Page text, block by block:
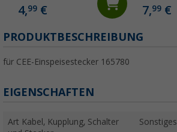
4,99 € 7,99€
PRODUKTBESCHREIBUNG
für CEE-Einspeisestecker 165780
EIGENSCHAFTEN
Art Kabel, Kupplung, Schalter
Sonstiges